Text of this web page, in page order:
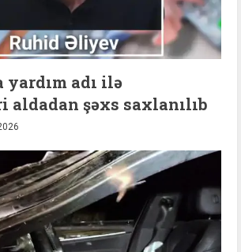
yardım adı ilə
aldadan şəxs saxlanılıb